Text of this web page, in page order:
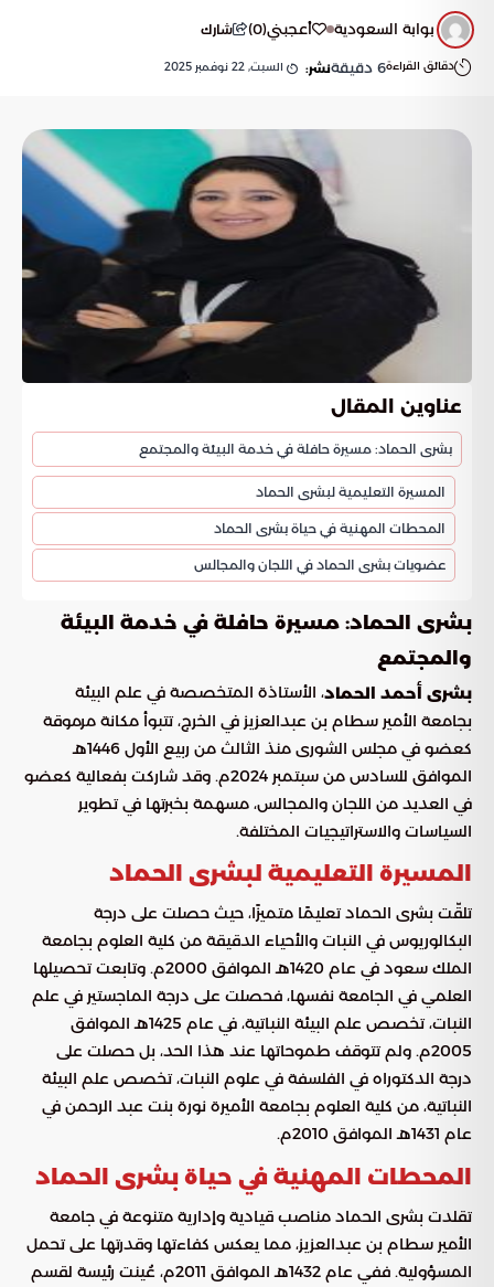
بوابة السعودية أعجبني(
0
) شارك
دقائق القراءة6 دقيقةنشر: السبت, 22 نوفمبر 2025
عناوين المقال
بشرى الحماد: مسيرة حافلة في خدمة البيئة والمجتمع
المسيرة التعليمية لبشرى الحماد
المحطات المهنية في حياة بشرى الحماد
عضويات بشرى الحماد في اللجان والمجالس
بشرى الحماد: مسيرة حافلة في خدمة البيئة
والمجتمع
بشرى أحمد الحماد، الأستاذة المتخصصة في علم البيئة
بجامعة الأمير سطام بن عبدالعزيز في الخرج، تتبوأ مكانة مرموقة
كعضو في مجلس الشورى منذ الثالث من ربيع الأول 1446هـ
الموافق للسادس من سبتمبر 2024م. وقد شاركت بفعالية كعضو
في العديد من اللجان والمجالس، مسهمة بخبرتها في تطوير
السياسات والاستراتيجيات المختلفة.
المسيرة التعليمية لبشرى الحماد
تلقّت بشرى الحماد تعليمًا متميزًا، حيث حصلت على درجة
البكالوريوس في النبات والأحياء الدقيقة من كلية العلوم بجامعة
الملك سعود في عام 1420هـ الموافق 2000م. وتابعت تحصيلها
العلمي في الجامعة نفسها، فحصلت على درجة الماجستير في علم
النبات، تخصص علم البيئة النباتية، في عام 1425هـ الموافق
2005م. ولم تتوقف طموحاتها عند هذا الحد، بل حصلت على
درجة الدكتوراه في الفلسفة في علوم النبات، تخصص علم البيئة
النباتية، من كلية العلوم بجامعة الأميرة نورة بنت عبد الرحمن في
عام 1431هـ الموافق 2010م.
المحطات المهنية في حياة بشرى الحماد
تقلدت بشرى الحماد مناصب قيادية وإدارية متنوعة في جامعة
الأمير سطام بن عبدالعزيز، مما يعكس كفاءتها وقدرتها على تحمل
المسؤولية. ففي عام 1432هـ الموافق 2011م، عُينت رئيسة لقسم